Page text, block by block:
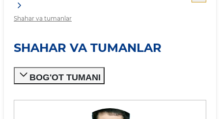
Shahar va tumanlar
SHAHAR VA TUMANLAR
BOG'OT TUMANI